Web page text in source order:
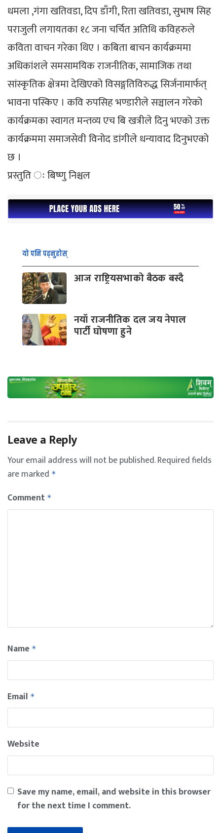
धमला ,गंगा खतिवडा, दिप डाँगी, रिता खतिवडा, सुभाष सिह
पराजुली लगायतका १८ जना चर्चित अतिथि कविहरुले
कविता वाचन गरेका थिए । कबिता बाचन कार्यक्रममा
अधिकांशले समसामयिक राजनीतिक, सामाजिक तथा
सांस्कृतिक क्षेत्रमा देखिएको विसङ्गतिविरुद्ध सिर्जनामार्फत्
भावना पस्किए । कवि रुपसिह भण्डारीले सञ्चालन गरेको
कार्यक्रमका स्वागत मन्तव्य एच बि खत्रीले दिनु भएको उक्त
कार्यक्रममा समाजसेवी विनोद डांगीले धन्यावाद दिनुभएको
छ ।
प्रस्तुति ः बिष्णु निश्चल
यो पनि पढ्नुहोस्
आज राष्ट्रियसभाको बैठक बस्दै
नयाँ राजनीतिक दल जय नेपाल
पार्टी घोषणा हुने
Leave a Reply
Your email address will not be published.Required fields
are marked *
Comment *
Name *
Email *
Website
Save my name, email, and website in this browser
for the next time I comment.